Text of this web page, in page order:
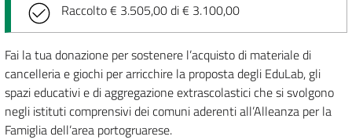
Raccolto € 3.505,00 di € 3.100,00
Fai la tua donazione per sostenere l’acquisto di materiale di
cancelleria e giochi per arricchire la proposta degli EduLab, gli
spazi educativi e di aggregazione extrascolastici che si svolgono
negli istituti comprensivi dei comuni aderenti all’Alleanza per la
Famiglia dell’area portogruarese.